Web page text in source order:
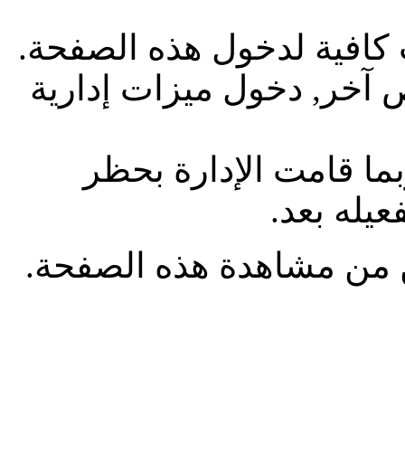
كافية لدخول هذه الصفحة.
دخول ميزات إدارية
قامت الإدارة بحظر
بعد.
مشاهدة هذه الصفحة.